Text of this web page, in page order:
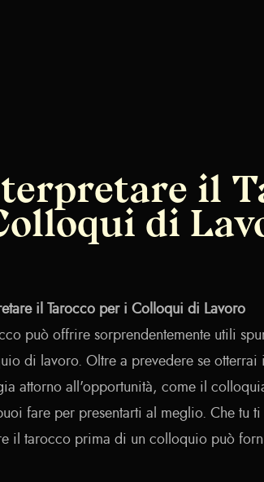
il
di
il Tarocco per i Colloqui di Lavoro
può offrire sorprendentemente utili
di lavoro. Oltre a prevedere se
attorno all'opportunità, come il
fare per presentarti al meglio. Che tu
il tarocco prima di un colloquio può